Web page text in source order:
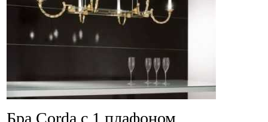
Бра Corda с 1 плафоном